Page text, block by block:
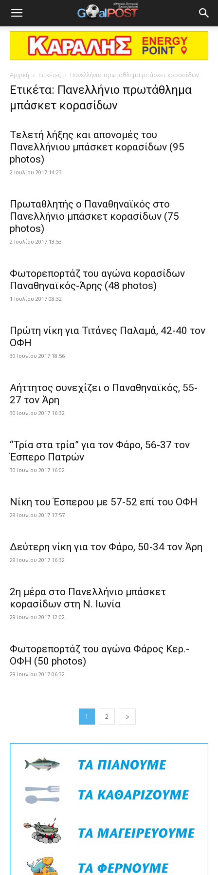
Αρχική Ετικέτες Πανελλήνιο πρωτάθλημα μπάσκετ κορασίδων
Ετικέτα: Πανελλήνιο πρωτάθλημα
μπάσκετ κορασίδων
Τελετή λήξης και απονομές του
Πανελλήνιου μπάσκετ κορασίδων (95
photos)
2 Ιουλίου 2017 14:23
Πρωταθλητής ο Παναθηναϊκός στο
Πανελλήνιο μπάσκετ κορασίδων (75
photos)
2 Ιουλίου 2017 13:53
Φωτορεπορτάζ του αγώνα κορασίδων
Παναθηναϊκός-Άρης (48 photos)
1 Ιουλίου 2017 08:32
Πρώτη νίκη για Τιτάνες Παλαμά, 42-40 τον
ΟΦΗ
30 Ιουνίου 2017 18:56
Αήττητος συνεχίζει ο Παναθηναϊκός, 55-
27 τον Άρη
30 Ιουνίου 2017 16:32
“Τρία στα τρία” για τον Φάρο, 56-37 τον
Έσπερο Πατρών
30 Ιουνίου 2017 16:02
Νίκη του Έσπερου με 57-52 επί του ΟΦΗ
29 Ιουνίου 2017 17:57
Δεύτερη νίκη για τον Φάρο, 50-34 τον Άρη
29 Ιουνίου 2017 16:32
2η μέρα στο Πανελλήνιο μπάσκετ
κορασίδων στη Ν. Ιωνία
29 Ιουνίου 2017 12:02
Φωτορεπορτάζ του αγώνα Φάρος Κερ.-
ΟΦΗ (50 photos)
29 Ιουνίου 2017 06:32
1 2